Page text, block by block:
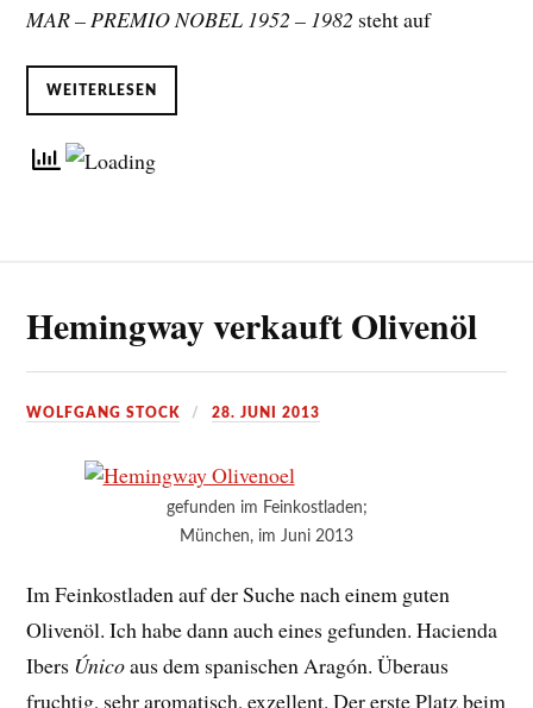
MAR – PREMIO NOBEL 1952 – 1982 steht auf
WEITERLESEN
Hemingway verkauft Olivenöl
WOLFGANG STOCK 28. JUNI 2013
gefunden im Feinkostladen;
München, im Juni 2013
Im Feinkostladen auf der Suche nach einem guten
Olivenöl. Ich habe dann auch eines gefunden. Hacienda
Ibers Únicoaus dem spanischen Aragón. Überaus
fruchtig, sehr aromatisch, exzellent. Der erste Platz beim